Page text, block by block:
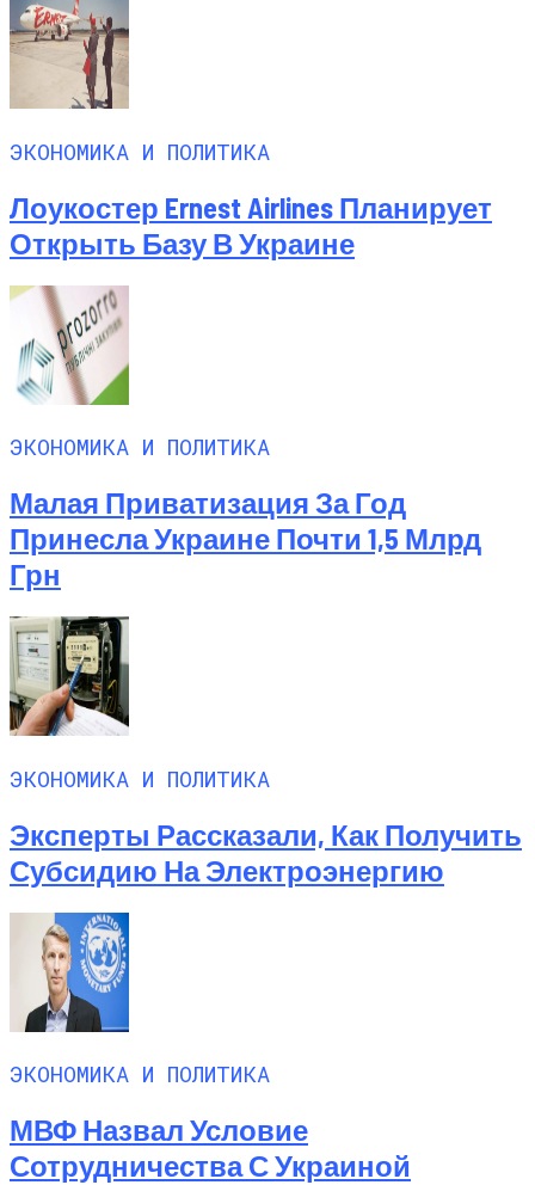
ЭКОНОМИКА И ПОЛИТИКА
Лоукостер Ernest Airlines Планирует
Открыть Базу В Украине
ЭКОНОМИКА И ПОЛИТИКА
Малая Приватизация За Год
Принесла Украине Почти 1,5 Млрд
Грн
ЭКОНОМИКА И ПОЛИТИКА
Эксперты Рассказали, Как Получить
Субсидию На Электроэнергию
ЭКОНОМИКА И ПОЛИТИКА
МВФ Назвал Условие
Сотрудничества С Украиной